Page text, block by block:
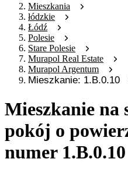
Mieszkania
łódzkie
Łódź
Polesie
Stare Polesie
Murapol Real Estate
Murapol Argentum
Mieszkanie: 1.B.0.10
Mieszkanie na
pokój o
numer 1.B.0.10